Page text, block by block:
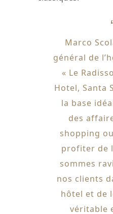
Marco
général de
« Le
Hotel, Santa
la base
des
shopping
profiter de
sommes
nos clients
hôtel et de
véritable